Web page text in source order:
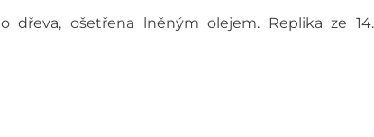
dřeva, ošetřena lněným olejem. Replika ze